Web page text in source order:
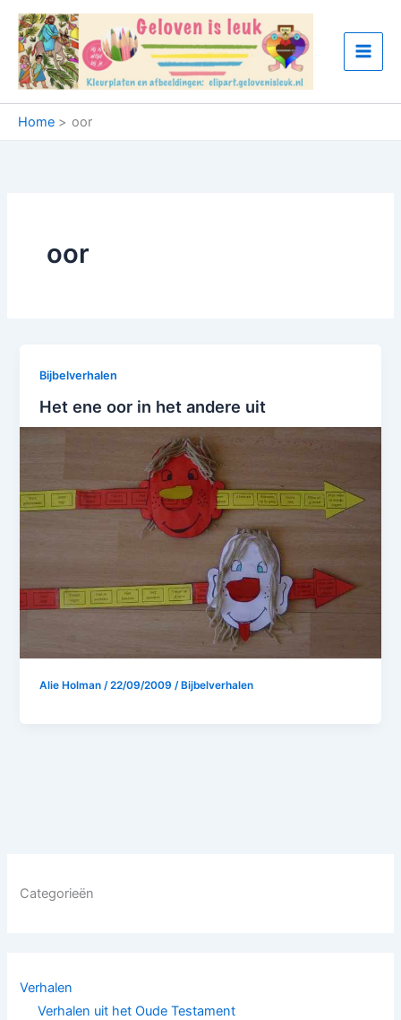
naar
inhoud
Home oor
Categorieën
Verhalen
Verhalen uit het Oude Testament
oor
Bijbelverhalen
Het ene oor in het andere uit
Alie Holman /22/09/2009 /Bijbelverhalen